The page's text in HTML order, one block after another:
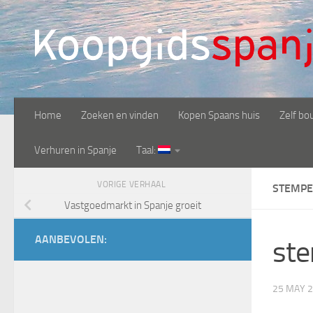
Doorgaan naar inhoud
Home Zoeken en vinden Kopen Spaans huis Zelf
Verhuren in Spanje Taal:
25 MAY
VORIGE VERHAAL
Vastgoedmarkt in Spanje groeit
AANBEVOLEN: